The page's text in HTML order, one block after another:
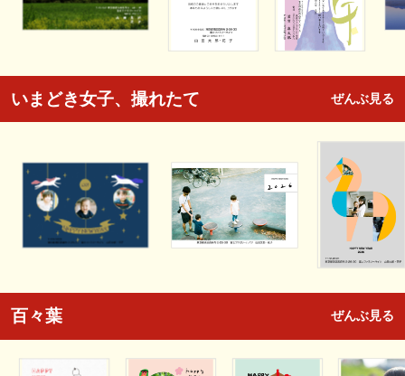
いまどき女子、撮れたて ぜんぶ見る
百々葉 ぜんぶ見る